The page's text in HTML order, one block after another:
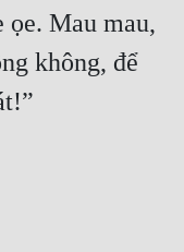
ọe. Mau mau,
không, để